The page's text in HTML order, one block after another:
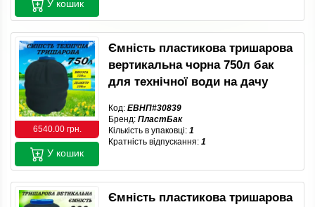
У кошик
6540.00 грн.
Ємність пластикова тришарова
вертикальна чорна 750л бак
для технічної води на дачу
Код: ЕВНП#30839
Бренд: ПластБак
Кількість в упаковці: 1
Кратність відпускання: 1
У кошик
Ємність пластикова тришарова